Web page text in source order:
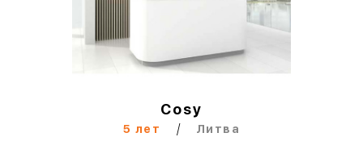
Cosy
5 лет / Литва